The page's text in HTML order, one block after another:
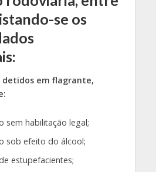
se os
detidos em flagrante,
sem habilitação legal;
sob efeito do álcool;
estupefacientes;